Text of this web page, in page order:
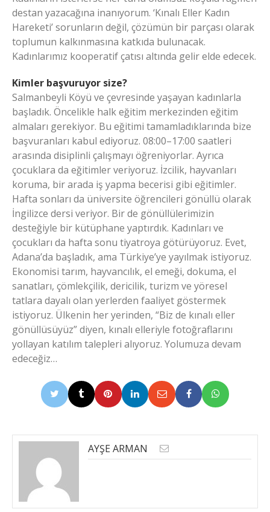
destan yazacağına inanıyorum. ‘Kınalı Eller Kadın
Hareketi’ sorunların değil, çözümün bir parçası olarak
toplumun kalkınmasına katkıda bulunacak.
Kadınlarımız kooperatif çatısı altında gelir elde edecek.
Kimler başvuruyor size?
Salmanbeyli Köyü ve çevresinde yaşayan kadınlarla
başladık. Öncelikle halk eğitim merkezinden eğitim
almaları gerekiyor. Bu eğitimi tamamladıklarında bize
başvuranları kabul ediyoruz. 08:00–17:00 saatleri
arasında disiplinli çalışmayı öğreniyorlar. Ayrıca
çocuklara da eğitimler veriyoruz. İzcilik, hayvanları
koruma, bir arada iş yapma becerisi gibi eğitimler.
Hafta sonları da üniversite öğrencileri gönüllü olarak
İngilizce dersi veriyor. Bir de gönüllülerimizin
desteğiyle bir kütüphane yaptırdık. Kadınları ve
çocukları da hafta sonu tiyatroya götürüyoruz. Evet,
Adana’da başladık, ama Türkiye’ye yayılmak istiyoruz.
Ekonomisi tarım, hayvancılık, el emeği, dokuma, el
sanatları, çömlekçilik, dericilik, turizm ve yöresel
tatlara dayalı olan yerlerden faaliyet göstermek
istiyoruz. Ülkenin her yerinden, “Biz de kınalı eller
gönüllüsüyüz” diyen, kınalı elleriyle fotoğraflarını
yollayan katılım talepleri alıyoruz. Yolumuza devam
edeceğiz…
AYŞE ARMAN